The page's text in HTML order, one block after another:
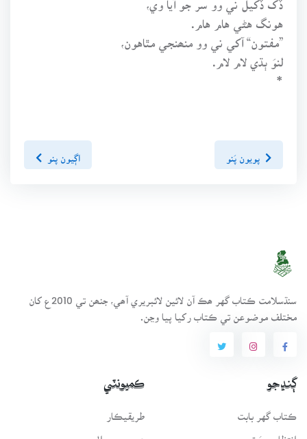
هونگ هڻي هام هام.
”مفتون“ آکي ني وو منھنجي مٿاهون،
لنوَ ٻڌي لام لام.
*
پويون پَنو اڳيون پنو
سنڌسلامت ڪتاب گهر ھڪ آن لائين لائبريري آھي، جنھن تي 2010ع کان
مختلف موضوعن تي ڪتاب رکيا پيا وڃن.
ڳنڍجو
ڪتاب گهر بابت
انتظامي سَٿ
ڪميونٽي
طريقيڪار
عمومي سوال